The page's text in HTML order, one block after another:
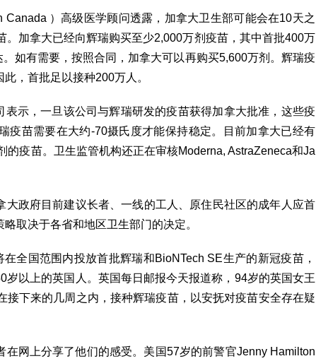
）高级医学顾问透露，加拿大卫生部可能会在10天之
。加拿大已经向辉瑞购买至少2,000万剂疫苗，其中首批400万
如有需要，按照合同，加拿大可以再购买5,600万剂。辉瑞疫
，首批足以接种200万人。
表示，一旦该公司与辉瑞研发的疫苗获得加拿大批准，这些疫
疫苗需要在大约-70摄氏度才能保持稳定。目前加拿大已经有
的疫苗。卫生监管机构还正在审核Moderna, AstraZeneca和Ja
大政府目前建议长者、一线的工人、原住民社区的成年人应首
取决于各省和地区卫生部门的决定。
全国范围内投放首批辉瑞和BioNTech SE生产的新冠疫苗，
岁以上的英国人。英国每日邮报今天报道称，94岁的英国女王
接下来的几周之内，接种辉瑞疫苗，以安抚对疫苗安全存在疑
在网上分享了他们的感受。美国57岁的前警官Jenny Hamilton